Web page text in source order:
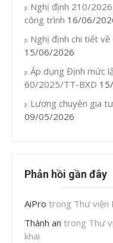
Nghị định 210/
công trình 16/06/
Nghị định chi tiết về
15/06/2026
Áp dụng Định mức
60/2025/TT-BXD
Lương chuyên gia
09/05/2026
Phản hồi gần đây
AiPro trong Thư viện
Thành an trong Thư
khai